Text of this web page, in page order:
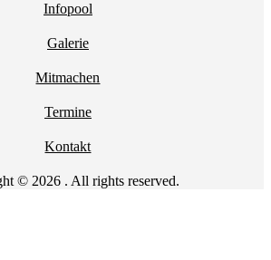
Infopool
Galerie
Mitmachen
Termine
Kontakt
© 2026 . All rights reserved.